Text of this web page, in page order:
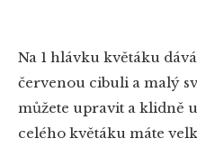
Na 1 hlávku květáku
červenou cibuli a malý
můžete upravit a klidně
celého květáku máte